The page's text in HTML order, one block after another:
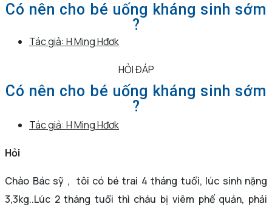
Có nên cho bé uống kháng sinh sớm
?
Tác giả: H Ming Hđơk
HỎI ĐÁP
Có nên cho bé uống kháng sinh sớm
?
Tác giả: H Ming Hđơk
Hỏi
Chào Bác sỹ , tôi có bé trai 4 tháng tuổi, lúc sinh nặng
3,3kg..Lúc 2 tháng tuổi thì cháu bị viêm phế quản, phải